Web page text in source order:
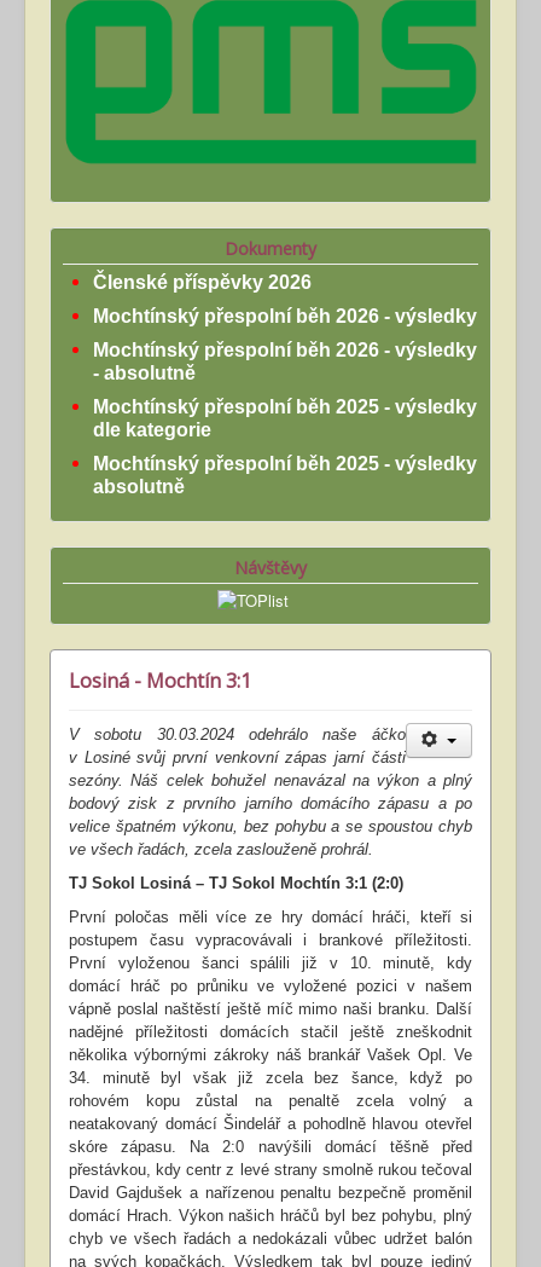
Dokumenty
Členské příspěvky 2026
Mochtínský přespolní běh 2026 - výsledky
Mochtínský přespolní běh 2026 - výsledky
- absolutně
Mochtínský přespolní běh 2025 - výsledky
dle kategorie
Mochtínský přespolní běh 2025 - výsledky
absolutně
Návštěvy
Losiná - Mochtín 3:1
V sobotu 30.03.2024 odehrálo naše áčko
v Losiné svůj první venkovní zápas jarní části
sezóny. Náš celek bohužel nenavázal na výkon a plný
bodový zisk z prvního jarního domácího zápasu a po
velice špatném výkonu, bez pohybu a se spoustou chyb
ve všech řadách, zcela zaslouženě prohrál.
TJ Sokol Losiná – TJ Sokol Mochtín 3:1 (2:0)
První poločas měli více ze hry domácí hráči, kteří si
postupem času vypracovávali i brankové příležitosti.
První vyloženou šanci spálili již v 10. minutě, kdy
domácí hráč po průniku ve vyložené pozici v našem
vápně poslal naštěstí ještě míč mimo naši branku. Další
nadějné příležitosti domácích stačil ještě zneškodnit
několika výbornými zákroky náš brankář Vašek Opl. Ve
34. minutě byl však již zcela bez šance, když po
rohovém kopu zůstal na penaltě zcela volný a
neatakovaný domácí Šindelář a pohodlně hlavou otevřel
skóre zápasu. Na 2:0 navýšili domácí těšně před
přestávkou, kdy centr z levé strany smolně rukou tečoval
David Gajdušek a nařízenou penaltu bezpečně proměnil
domácí Hrach. Výkon našich hráčů byl bez pohybu, plný
chyb ve všech řadách a nedokázali vůbec udržet balón
na svých kopačkách. Výsledkem tak byl pouze jediný